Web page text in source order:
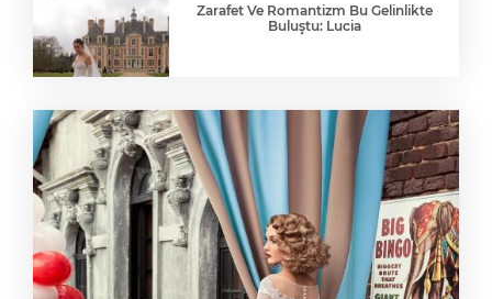
Zarafet Ve Romantizm Bu Gelinlikte
Buluştu: Lucia